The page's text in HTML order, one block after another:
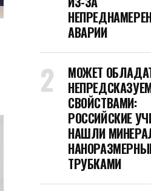
АВАРИИ
МОЖЕТ
СВОЙСТВАМИ:
РОССИЙСКИЕ
НАШЛИ
ТРУБКАМИ